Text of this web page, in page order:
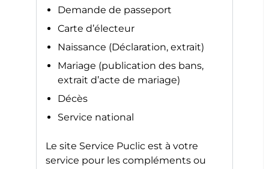
Demande de passeport
Carte d’électeur
Naissance (Déclaration, extrait)
Mariage (publication des bans,
extrait d’acte de mariage)
Décès
Service national
Le site Service Puclic est à votre
service pour les compléments ou